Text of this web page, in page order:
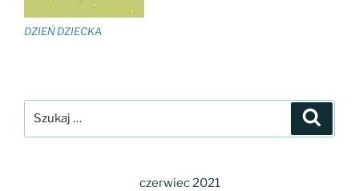
DZIEŃ DZIECKA
czerwiec 2021